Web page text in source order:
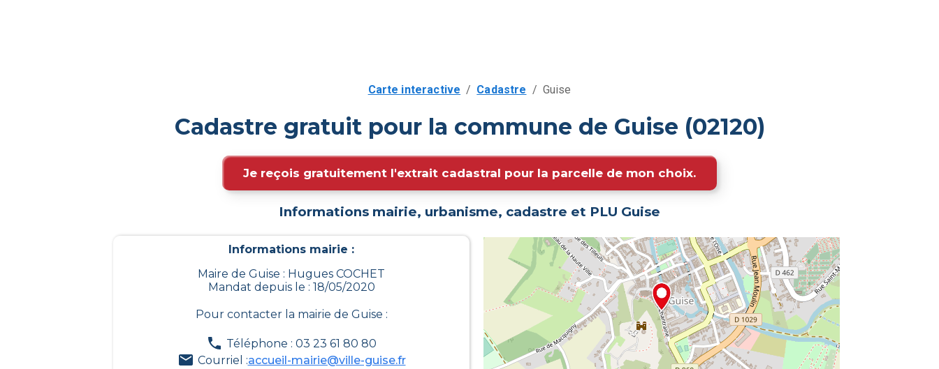
Carte interactive / Cadastre / Guise
Cadastre gratuit pour la commune de Guise (02120)
Je reçois gratuitement l'extrait cadastral pour la parcelle de mon choix.
Informations mairie, urbanisme, cadastre et PLU Guise
Informations mairie :
Maire de Guise : Hugues COCHET
Mandat depuis le : 18/05/2020
Pour contacter la mairie de Guise :
Téléphone : 03 23 61 80 80
Courriel :accueil-mairie@ville-guise.fr